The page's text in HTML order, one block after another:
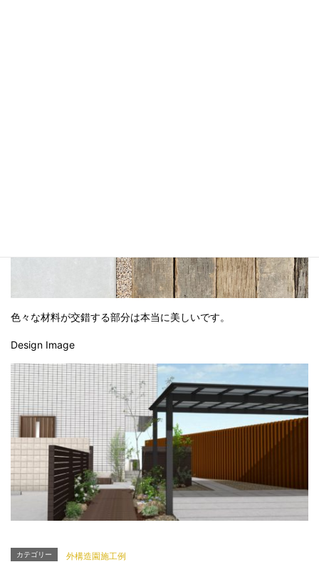
色々な材料が交錯する部分は本当に美しいです。
Design Image
カテゴリー 外構造園施工例